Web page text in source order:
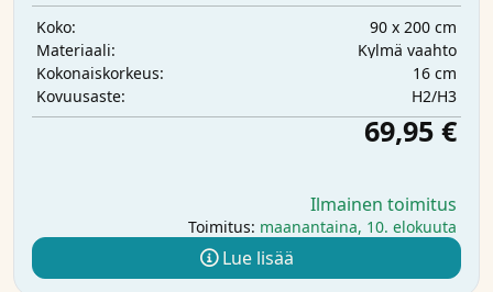
Koko:
90 x 200 cm
Materiaali:
Kylmä vaahto
Kokonaiskorkeus:
16 cm
Kovuusaste:
H2/H3
69,95 €
Ilmainen toimitus
Toimitus: maanantaina, 10. elokuuta
Lue lisää